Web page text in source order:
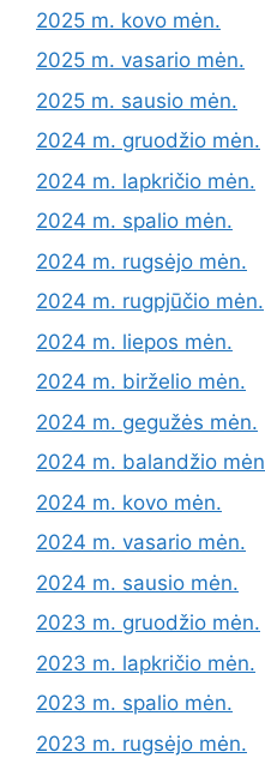
2025 m. kovo mėn.
2025 m. vasario mėn.
2025 m. sausio mėn.
2024 m. gruodžio mėn.
2024 m. lapkričio mėn.
2024 m. spalio mėn.
2024 m. rugsėjo mėn.
2024 m. rugpjūčio mėn.
2024 m. liepos mėn.
2024 m. birželio mėn.
2024 m. gegužės mėn.
2024 m. balandžio
2024 m. kovo mėn.
2024 m. vasario mėn.
2024 m. sausio mėn.
2023 m. gruodžio mėn.
2023 m. lapkričio mėn.
2023 m. spalio mėn.
2023 m. rugsėjo mėn.